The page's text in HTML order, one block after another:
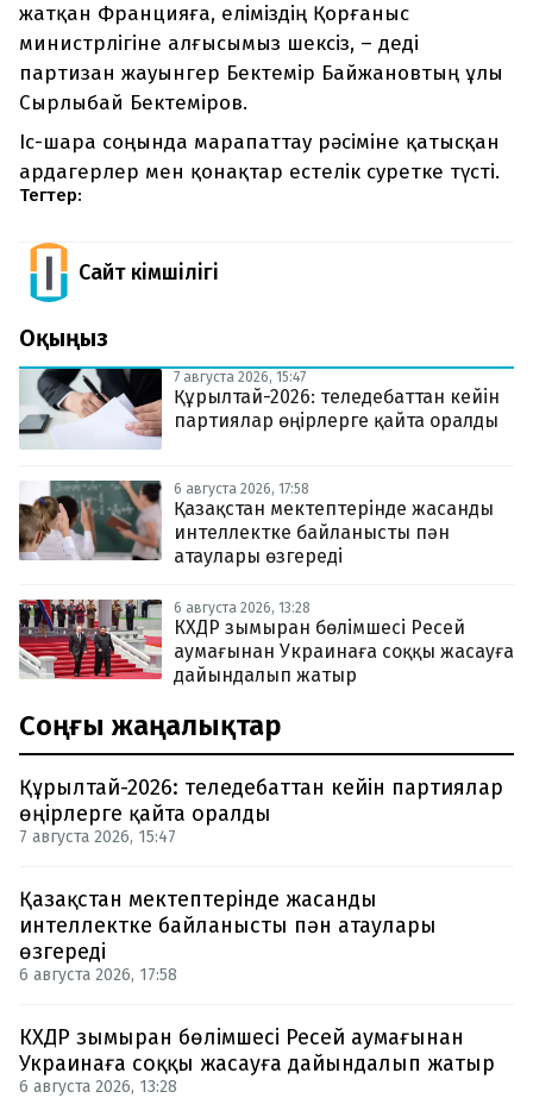
жатқан Францияға, еліміздің Қорғаныс
министрлігіне алғысымыз шексіз, – деді
партизан жауынгер Бектемір Байжановтың ұлы
Сырлыбай Бектеміров.
Іс-шара соңында марапаттау рәсіміне қатысқан
ардагерлер мен қонақтар естелік суретке түсті.
Тегтер:
Сайт Әкімшілігі
Оқыңыз
7 августа 2026, 15:47
Құрылтай-2026: теледебаттан кейін
партиялар өңірлерге қайта оралды
6 августа 2026, 17:58
Қазақстан мектептерінде жасанды
интеллектке байланысты пән
атаулары өзгереді
6 августа 2026, 13:28
КХДР зымыран бөлімшесі Ресей
аумағынан Украинаға соққы жасауға
дайындалып жатыр
Соңғы жаңалықтар
Құрылтай-2026: теледебаттан кейін партиялар
өңірлерге қайта оралды
7 августа 2026, 15:47
Қазақстан мектептерінде жасанды
интеллектке байланысты пән атаулары
өзгереді
6 августа 2026, 17:58
КХДР зымыран бөлімшесі Ресей аумағынан
Украинаға соққы жасауға дайындалып жатыр
6 августа 2026, 13:28